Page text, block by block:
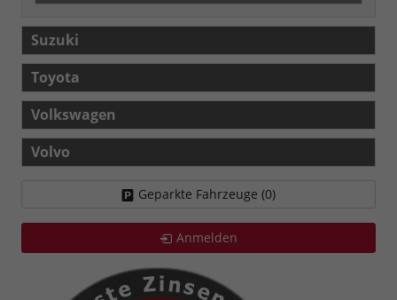
Suzuki
Toyota
Volkswagen
Volvo
Geparkte Fahrzeuge (0)
Anmelden